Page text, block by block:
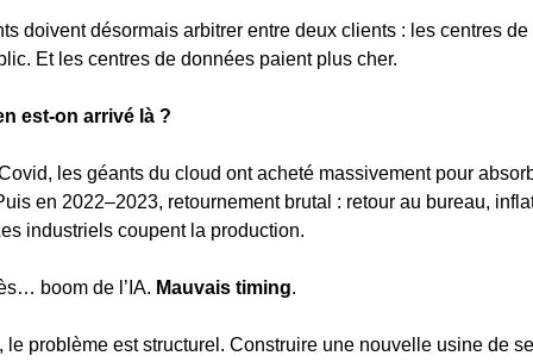
doivent désormais arbitrer entre deux clients : les centres
Et les centres de données paient plus cher.
est-on arrivé là ?
les géants du cloud ont acheté massivement pour
en 2022–2023, retournement brutal : retour au bureau,
industriels coupent la production.
boom de l’IA. Mauvais timing.
le problème est structurel. Construire une nouvelle usine de